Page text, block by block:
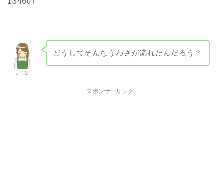
よつば
どうしてそんなうわさが流れたんだろう？
スポンサーリンク